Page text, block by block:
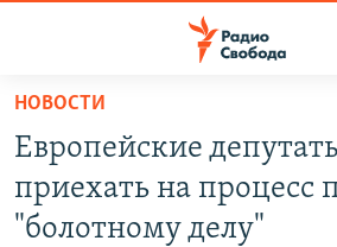
упрощенного
доступа
основному
ПОДКАСТЫ
АВТОРСКИЕ ПРОЕКТЫ
НОВОСТИ
Европейские
приехать на процесс
"болотному делу"